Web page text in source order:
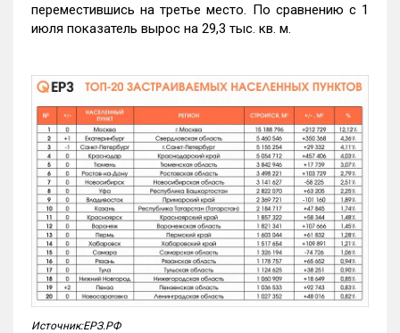
переместившись на третье место. По сравнению с 1
июля показатель вырос на 29,3 тыс. кв. м.
Источник:ЕРЗ.РФ